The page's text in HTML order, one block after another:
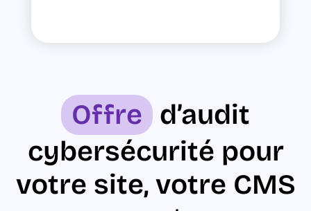
Offre d’audit
cybersécurité pour
votre site, votre CMS